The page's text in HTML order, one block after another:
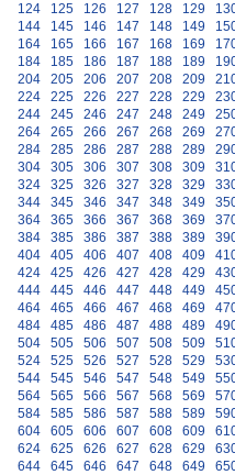
124
125 126 127 128 129
144
145 146 147 148 149
164
165 166 167 168 169
184
185 186 187 188 189
204
205 206 207 208 209
224
225 226 227 228 229
244
245 246 247 248 249
264
265 266 267 268 269
284
285 286 287 288 289
304
305 306 307 308 309
324
325 326 327 328 329
344
345 346 347 348 349
364
365 366 367 368 369
384
385 386 387 388 389
404
405 406 407 408 409
424
425 426 427 428 429
444
445 446 447 448 449
464
465 466 467 468 469
484
485 486 487 488 489
504
505 506 507 508 509
524
525 526 527 528 529
544
545 546 547 548 549
564
565 566 567 568 569
584
585 586 587 588 589
604
605 606 607 608 609
624
625 626 627 628 629
644
645 646 647 648 649